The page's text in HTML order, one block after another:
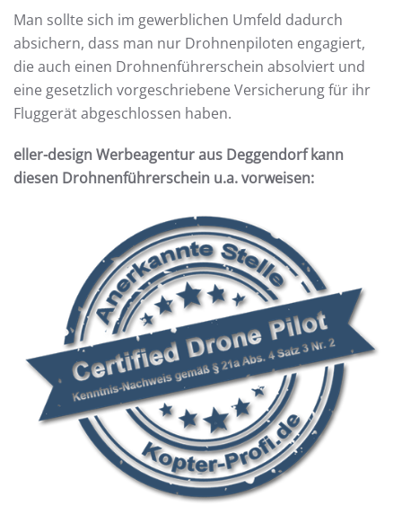
Man sollte sich im gewerblichen Umfeld dadurch
absichern, dass man nur Drohnenpiloten engagiert,
die auch einen Drohnenführerschein absolviert und
eine gesetzlich vorgeschriebene Versicherung für ihr
Fluggerät abgeschlossen haben.
eller-design Werbeagentur aus Deggendorf kann
diesen Drohnenführerschein u.a. vorweisen: